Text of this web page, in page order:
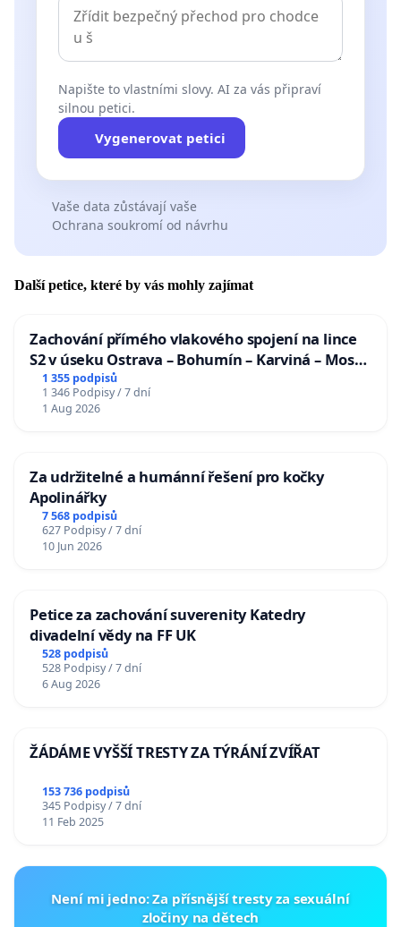
Napište to vlastními slovy. AI za vás připraví
silnou petici.
Vygenerovat petici
Vaše data zůstávají vaše
Ochrana soukromí od návrhu
Další petice, které by vás mohly zajímat
Zachování přímého vlakového spojení na lince
S2 v úseku Ostrava – Bohumín – Karviná – Mosty
u Jablunkova
1 355 podpisů
1 346 Podpisy / 7 dní
1 Aug 2026
Za udržitelné a humánní řešení pro kočky
Apolinářky
7 568 podpisů
627 Podpisy / 7 dní
10 Jun 2026
Petice za zachování suverenity Katedry
divadelní vědy na FF UK
528 podpisů
528 Podpisy / 7 dní
6 Aug 2026
ŽÁDÁME VYŠŠÍ TRESTY ZA TÝRÁNÍ ZVÍŘAT
153 736 podpisů
345 Podpisy / 7 dní
11 Feb 2025
Není mi jedno: Za přísnější tresty za sexuální
zločiny na dětech